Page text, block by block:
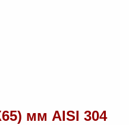
мм AISI 304